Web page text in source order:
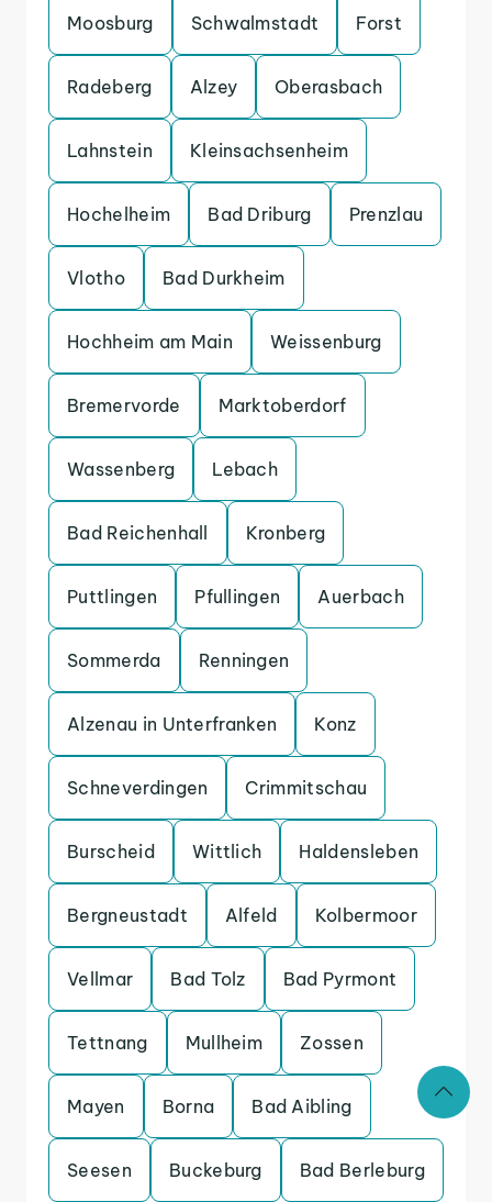
Moosburg Schwalmstadt Forst
Radeberg Alzey Oberasbach
Lahnstein Kleinsachsenheim
Hochelheim Bad Driburg Prenzlau
Vlotho Bad Durkheim
Hochheim am Main Weissenburg
Bremervorde Marktoberdorf
Wassenberg Lebach
Bad Reichenhall Kronberg
Puttlingen Pfullingen Auerbach
Sommerda Renningen
Alzenau in Unterfranken Konz
Schneverdingen Crimmitschau
Burscheid Wittlich Haldensleben
Bergneustadt Alfeld Kolbermoor
Vellmar Bad Tolz Bad Pyrmont
Tettnang Mullheim Zossen
Mayen Borna Bad Aibling
Seesen Buckeburg Bad Berleburg